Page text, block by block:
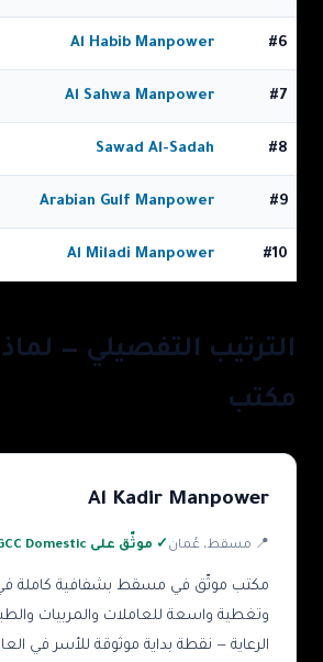
#6
Al Habib Manpower
#7
Al Sahwa Manpower
#8
Sawad Al-Sadah
#9
Arabian Gulf Manpower
#10
Al Miladi Manpower
الترتيب التفصيلي —
مكتب
Al Kadir Manpower
📍 مسقط، عُمان ✓ موثّق على GCC Domestic
مكتب موثّق في مسقط بشفافية كاملة
وتغطية واسعة للعاملات والمربيات
الرعاية — نقطة بداية موثوقة للأسر في